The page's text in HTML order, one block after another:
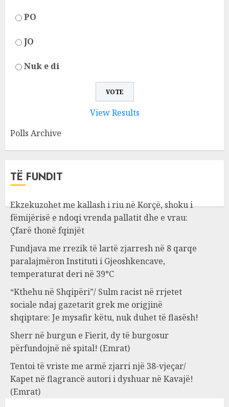
PO
JO
Nuk e di
View Results
Polls Archive
TË FUNDIT
Ekzekuzohet me kallash i riu në Korçë, shoku i
fëmijërisë e ndoqi vrenda pallatit dhe e vrau:
Çfarë thonë fqinjët
Fundjava me rrezik të lartë zjarresh në 8 qarqe
paralajmëron Instituti i Gjeoshkencave,
temperaturat deri në 39°C
“Kthehu në Shqipëri”/ Sulm racist në rrjetet
sociale ndaj gazetarit grek me origjinë
shqiptare: Je mysafir këtu, nuk duhet të flasësh!
Sherr në burgun e Fierit, dy të burgosur
përfundojnë në spital! (Emrat)
Tentoi të vriste me armë zjarri një 38-vjeçar/
Kapet në flagrancë autori i dyshuar në Kavajë!
(Emrat)